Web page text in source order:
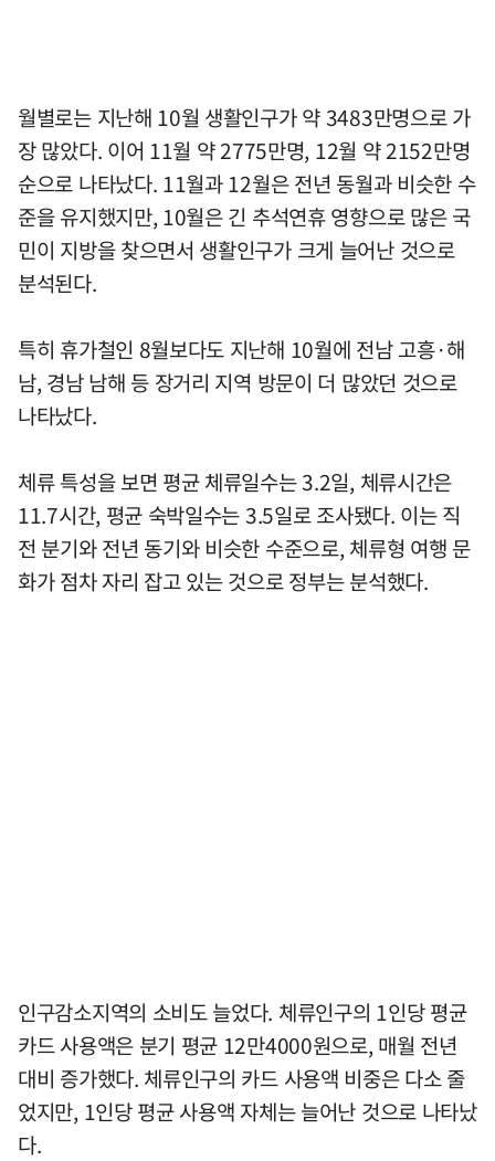
월별로는 지난해 10월 생활인구가 약 3483만명으로 가
장 많았다. 이어 11월 약 2775만명, 12월 약 2152만명
순으로 나타났다. 11월과 12월은 전년 동월과 비슷한 수
준을 유지했지만, 10월은 긴 추석연휴 영향으로 많은 국
민이 지방을 찾으면서 생활인구가 크게 늘어난 것으로
분석된다.
특히 휴가철인 8월보다도 지난해 10월에 전남 고흥·해
남, 경남 남해 등 장거리 지역 방문이 더 많았던 것으로
나타났다.
체류 특성을 보면 평균 체류일수는 3.2일, 체류시간은
11.7시간, 평균 숙박일수는 3.5일로 조사됐다. 이는 직
전 분기와 전년 동기와 비슷한 수준으로, 체류형 여행 문
화가 점차 자리 잡고 있는 것으로 정부는 분석했다.
인구감소지역의 소비도 늘었다. 체류인구의 1인당 평균
카드 사용액은 분기 평균 12만4000원으로, 매월 전년
대비 증가했다. 체류인구의 카드 사용액 비중은 다소 줄
었지만, 1인당 평균 사용액 자체는 늘어난 것으로 나타났
다.